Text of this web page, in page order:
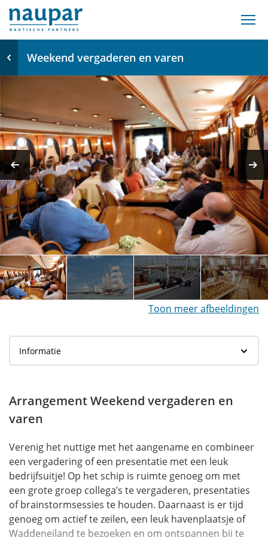
Weekend vergaderen en varen
Toon meer afbeeldingen
Arrangement Weekend vergaderen en
varen
Verenig het nuttige met het aangename en combineer
een vergadering of een presentatie met een leuk
bedrijfsuitje! Op het schip is ruimte genoeg om met
een grote groep collega’s te vergaderen, presentaties
of brainstormsessies te houden. Daarnaast is er tijd
genoeg om actief te zeilen, een leuk havenplaatsje of
Waddeneiland te bezoeken en om ontspannen bij te